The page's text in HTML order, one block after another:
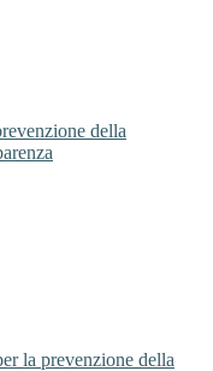
della
la prevenzione della